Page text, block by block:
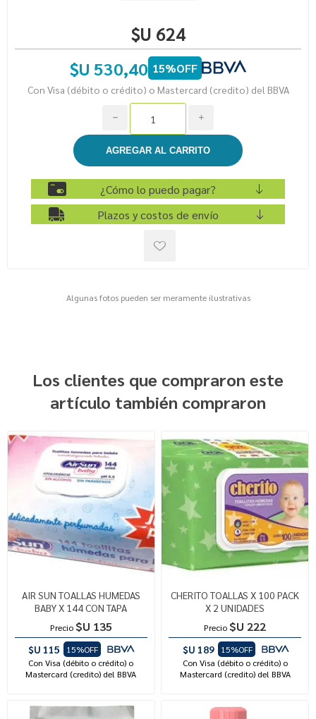
$U 624
$U 530,40 15%OFF
Con Visa (débito o crédito) o Mastercard (credito) del BBVA
i
h
¿Cómo lo puedo pagar?
Plazos y costos de envío
Algunas fotos pueden ser meramente ilustrativas
Los clientes que compraron este
artículo también compraron
AIR SUN TOALLAS HUMEDAS
BABY X 144 CON TAPA
Precio $U 135
$U 115
15%OFF
Con Visa (débito o crédito) o
Mastercard (credito) del BBVA
CHERITO TOALLAS X 100 PACK
X 2 UNIDADES
Precio $U 222
$U 189
15%OFF
Con Visa (débito o crédito) o
Mastercard (credito) del BBVA